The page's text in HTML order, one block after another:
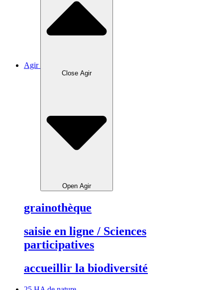
Agir
Close Agir
Open Agir
grainothèque
saisie en ligne / Sciences
participatives
accueillir la biodiversité